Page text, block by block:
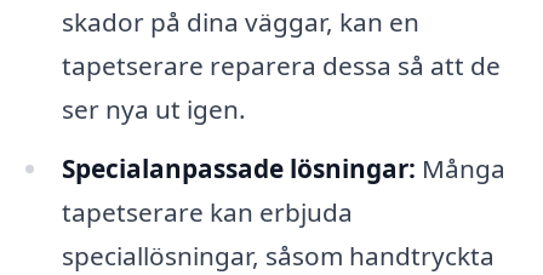
skador på dina väggar, kan en
tapetserare reparera dessa så att de
ser nya ut igen.
Specialanpassade lösningar: Många
tapetserare kan erbjuda
speciallösningar, såsom handtryckta